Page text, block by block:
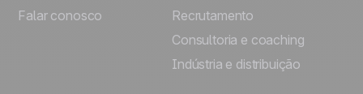
Falar conosco
Recrutamento
Consultoria e coaching
Indústria e distribuição